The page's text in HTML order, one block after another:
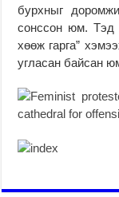
бурхныг
сонссон юм. Тэд
хөөж гарга”
угласан байсан